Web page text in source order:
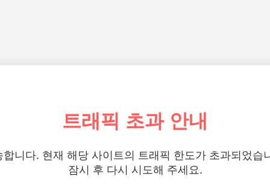
트래픽 초과 안내
합니다. 현재 해당 사이트의 트래픽 한도가 초과되었습
잠시 후 다시 시도해 주세요.